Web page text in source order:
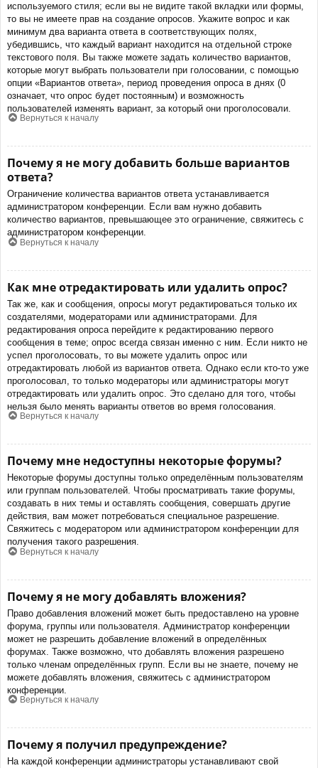
используемого стиля; если вы не видите такой вкладки или формы,
то вы не имеете прав на создание опросов. Укажите вопрос и как
минимум два варианта ответа в соответствующих полях,
убедившись, что каждый вариант находится на отдельной строке
текстового поля. Вы также можете задать количество вариантов,
которые могут выбрать пользователи при голосовании, с помощью
опции «Вариантов ответа», период проведения опроса в днях (0
означает, что опрос будет постоянным) и возможность
пользователей изменять вариант, за который они проголосовали.
Вернуться к началу
Почему я не могу добавить больше вариантов
ответа?
Ограничение количества вариантов ответа устанавливается
администратором конференции. Если вам нужно добавить
количество вариантов, превышающее это ограничение, свяжитесь с
администратором конференции.
Вернуться к началу
Как мне отредактировать или удалить опрос?
Так же, как и сообщения, опросы могут редактироваться только их
создателями, модераторами или администраторами. Для
редактирования опроса перейдите к редактированию первого
сообщения в теме; опрос всегда связан именно с ним. Если никто не
успел проголосовать, то вы можете удалить опрос или
отредактировать любой из вариантов ответа. Однако если кто-то уже
проголосовал, то только модераторы или администраторы могут
отредактировать или удалить опрос. Это сделано для того, чтобы
нельзя было менять варианты ответов во время голосования.
Вернуться к началу
Почему мне недоступны некоторые форумы?
Некоторые форумы доступны только определённым пользователям
или группам пользователей. Чтобы просматривать такие форумы,
создавать в них темы и оставлять сообщения, совершать другие
действия, вам может потребоваться специальное разрешение.
Свяжитесь с модератором или администратором конференции для
получения такого разрешения.
Вернуться к началу
Почему я не могу добавлять вложения?
Право добавления вложений может быть предоставлено на уровне
форума, группы или пользователя. Администратор конференции
может не разрешить добавление вложений в определённых
форумах. Также возможно, что добавлять вложения разрешено
только членам определённых групп. Если вы не знаете, почему не
можете добавлять вложения, свяжитесь с администратором
конференции.
Вернуться к началу
Почему я получил предупреждение?
На каждой конференции администраторы устанавливают свой